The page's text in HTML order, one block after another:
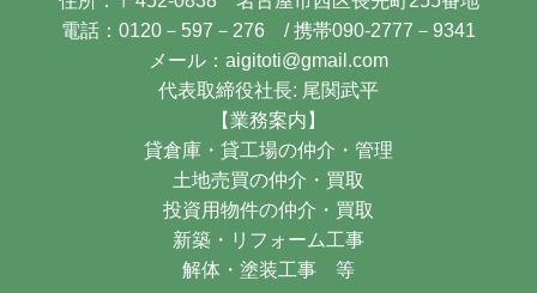
電話：0120－597－276 / 携帯090-2777－9341
メール：aigitoti@gmail.com
代表取締役社長: 尾関武平
【業務案内】
貸倉庫・貸工場の仲介・管理
土地売買の仲介・買取
投資用物件の仲介・買取
新築・リフォーム工事
解体・塗装工事 等